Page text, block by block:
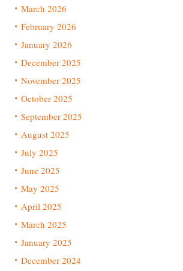
March 2026
February 2026
January 2026
December 2025
November 2025
October 2025
September 2025
August 2025
July 2025
June 2025
May 2025
April 2025
March 2025
January 2025
December 2024